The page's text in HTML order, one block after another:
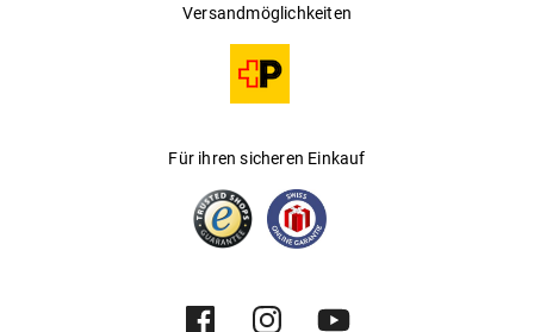
Versandmöglichkeiten
Für ihren sicheren Einkauf